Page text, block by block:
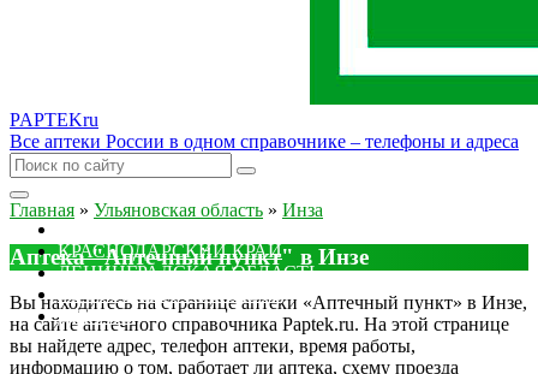
PAPTEKru
Все аптеки России в одном справочнике – телефоны и адреса
КРАСНОДАРСКИЙ КРАЙ
ЛЕНИНГРАДСКАЯ ОБЛАСТЬ
ДРУГИЕ
Главная » Ульяновская область » Инза
Аптека "Аптечный пункт" в Инзе
Вы находитесь на странице аптеки «Аптечный пункт» в Инзе,
на сайте аптечного справочника Paptek.ru. На этой странице
вы найдете адрес, телефон аптеки, время работы,
информацию о том, работает ли аптека, схему проезда